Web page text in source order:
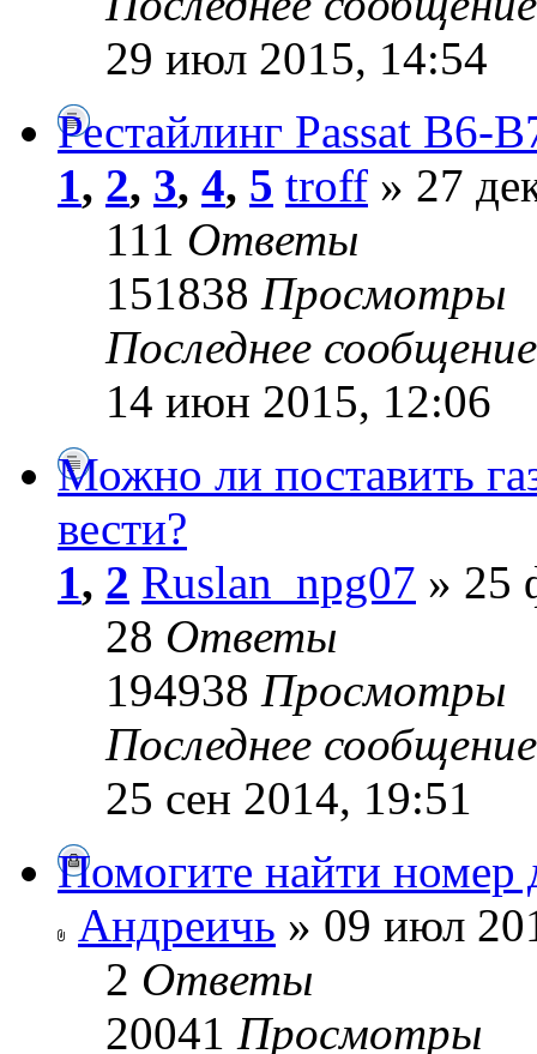
29 июл 2015, 14:54
Рестайлинг Passat B6-
1, 2, 3, 4, 5 troff » 27
111 Ответы
151838 Просмотры
Последнее
14 июн 2015, 12:06
Можно ли поставить
вести?
1, 2 Ruslan_npg07 » 25
28 Ответы
194938 Просмотры
Последнее
25 сен 2014, 19:51
Помогите найти номер
Андреичь » 09 июл
2 Ответы
20041 Просмотры